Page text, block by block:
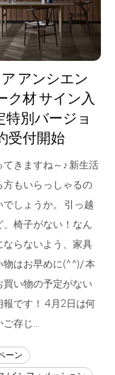
アンシエン
ク材 サイン入
特別バージョ
受付開始
てきますね～♪ 新生活
方もいらっしゃるの
でしょうか。 引っ越
、椅子がない！なん
ならないよう、家具
物はお早めに(^^)/ 本
買い物の予定がない
報です！ 4月2日は何
存じ…
ーン